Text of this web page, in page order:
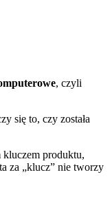
, czyli
się to, czy została
kluczem produktu,
za „klucz” nie tworzy